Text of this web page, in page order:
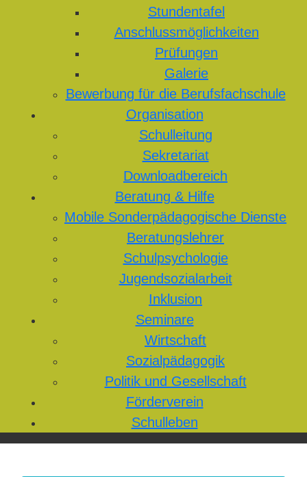
Stundentafel
Anschlussmöglichkeiten
Prüfungen
Galerie
Bewerbung für die Berufsfachschule
Organisation
Schulleitung
Sekretariat
Downloadbereich
Beratung & Hilfe
Mobile Sonderpädagogische Dienste
Beratungslehrer
Schulpsychologie
Jugendsozialarbeit
Inklusion
Seminare
Wirtschaft
Sozialpädagogik
Politik und Gesellschaft
Förderverein
Schulleben